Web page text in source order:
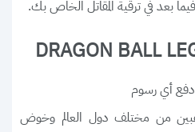
بعد في ترقية المقاتل الخاص بك.
دفع أي رسوم
من مختلف دول العالم وخوض